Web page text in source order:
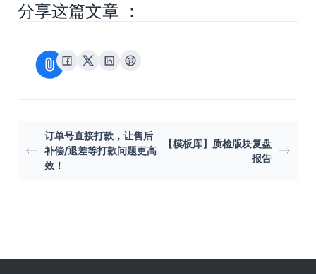
分享这篇文章 ：
订单号直接打款，让售后
补偿/退差等打款问题更高
效！
【模板库】质检版块复盘
报告